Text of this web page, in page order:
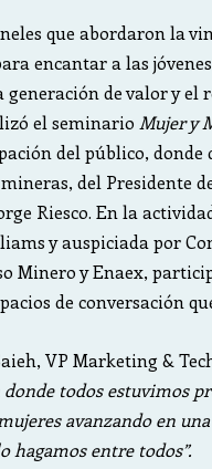
que abordaron la
encantar a las
de valor y el
el seminario Mujer y
del público, donde
del Presidente
Riesco. En la
y auspiciada por
Minero y Enaex,
de conversación
VP Marketing &
todos estuvimos
avanzando en
hagamos entre todos”.